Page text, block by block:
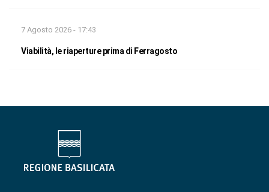
7 Agosto 2026 - 17:43
Viabilità, le riaperture prima di Ferragosto